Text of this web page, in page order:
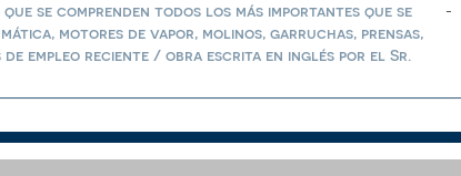
se comprenden todos los más importantes que se
motores de vapor, molinos, garruchas, prensas,
empleo reciente / obra escrita en inglés por el Sr.
-